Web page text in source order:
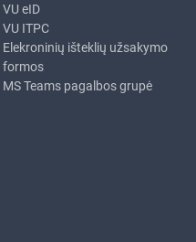
VU eID
VU ITPC
Elekroninių išteklių užsakymo
formos
MS Teams pagalbos grupė